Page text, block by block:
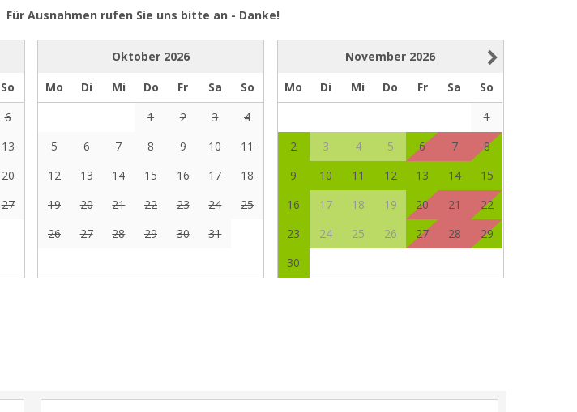
Für Ausnahmen rufen Sie uns bitte an - Danke!
So
6
13
20
27
Oktober 2026
Mo
Di Mi Do Fr Sa
So
1
2 3
4
5
6 7 8 9 10
11
12
13 14 15 16 17
18
19
20 21 22 23 24
25
26
27 28 29 30 31
November 2026
Mo
Di Mi Do Fr Sa
So
1
2
3 4 5 6 7
8
9
10 11 12 13 14
15
16
17 18 19 20 21
22
23
24 25 26 27 28
29
30